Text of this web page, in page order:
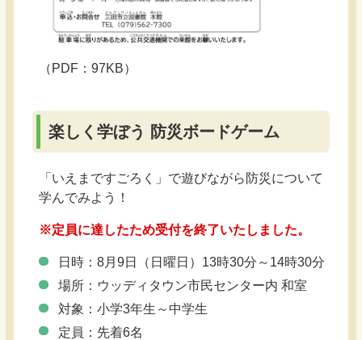
（PDF：97KB）
楽しく学ぼう 防災ボードゲーム
「いえまですごろく」で遊びながら防災について
学んでみよう！
※定員に達したため受付を終了いたしました。
日時：8月9日（日曜日）13時30分～14時30分
場所：ウッディタウン市民センター内 和室
対象：小学3年生～中学生
定員：先着6名